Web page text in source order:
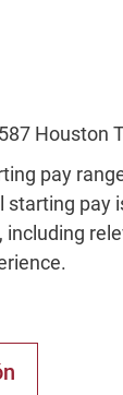
Houston
pay
starting pay